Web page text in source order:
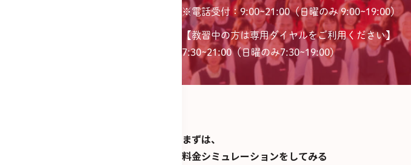
※電話受付：9:00~21:00（日曜のみ 9:00~19:00）
【教習中の方は専用ダイヤルをご利用ください】
7:30~21:00（日曜のみ7:30~19:00)
まずは、
料金シミュレーションをしてみる